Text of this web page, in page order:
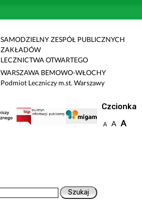
SAMODZIELNY ZESPÓŁ PUBLICZNYCH
ZAKŁADÓW
LECZNICTWA OTWARTEGO
WARSZAWA BEMOWO-WŁOCHY
Podmiot Leczniczy m.st. Warszawy
Czcionka
A A A